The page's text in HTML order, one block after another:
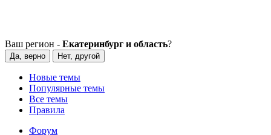
Ваш регион - Екатеринбург и область?
Да, верно Нет, другой
Новые темы
Популярные темы
Все темы
Правила
Форум